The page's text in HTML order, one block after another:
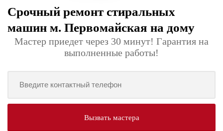
Срочный ремонт стиральных
машин м. Первомайская на дому
Мастер приедет через 30 минут! Гарантия на